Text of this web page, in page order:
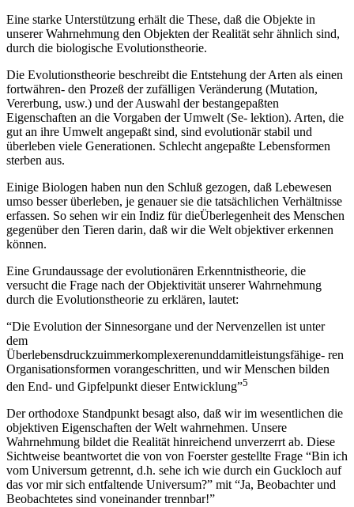
Eine starke Unterstützung erhält die These, daß die Objekte in
unserer Wahrnehmung den Objekten der Realität sehr ähnlich sind,
durch die biologische Evolutionstheorie.
Die Evolutionstheorie beschreibt die Entstehung der Arten als einen
fortwähren- den Prozeß der zufälligen Veränderung (Mutation,
Vererbung, usw.) und der Auswahl der bestangepaßten
Eigenschaften an die Vorgaben der Umwelt (Se- lektion). Arten, die
gut an ihre Umwelt angepaßt sind, sind evolutionär stabil und
überleben viele Generationen. Schlecht angepaßte Lebensformen
sterben aus.
Einige Biologen haben nun den Schluß gezogen, daß Lebewesen
umso besser überleben, je genauer sie die tatsächlichen Verhältnisse
erfassen. So sehen wir ein Indiz für dieÜberlegenheit des Menschen
gegenüber den Tieren darin, daß wir die Welt objektiver erkennen
können.
Eine Grundaussage der evolutionären Erkenntnistheorie, die
versucht die Frage nach der Objektivität unserer Wahrnehmung
durch die Evolutionstheorie zu erklären, lautet:
“Die Evolution der Sinnesorgane und der Nervenzellen ist unter
dem
Überlebensdruckzuimmerkomplexerenunddamitleistungsfähige- ren
Organisationsformen vorangeschritten, und wir Menschen bilden
den End- und Gipfelpunkt dieser Entwicklung”5
Der orthodoxe Standpunkt besagt also, daß wir im wesentlichen die
objektiven Eigenschaften der Welt wahrnehmen. Unsere
Wahrnehmung bildet die Realität hinreichend unverzerrt ab. Diese
Sichtweise beantwortet die von von Foerster gestellte Frage “Bin ich
vom Universum getrennt, d.h. sehe ich wie durch ein Guckloch auf
das vor mir sich entfaltende Universum?” mit “Ja, Beobachter und
Beobachtetes sind voneinander trennbar!”